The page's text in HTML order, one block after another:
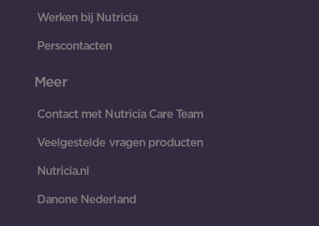
Werken bij Nutricia
Perscontacten
Meer
Contact met Nutricia Care Team
Veelgestelde vragen producten
Nutricia.nl
Danone Nederland